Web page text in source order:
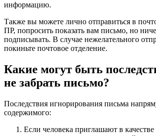
информацию.
Также вы можете лично отправиться в
ПР, попросить показать вам письмо, но
подписывать. В случае нежелательного
покиньте почтовое отделение.
Какие могут быть
не забрать письмо?
Последствия игнорирования письма
содержимого:
Если человека приглашают в